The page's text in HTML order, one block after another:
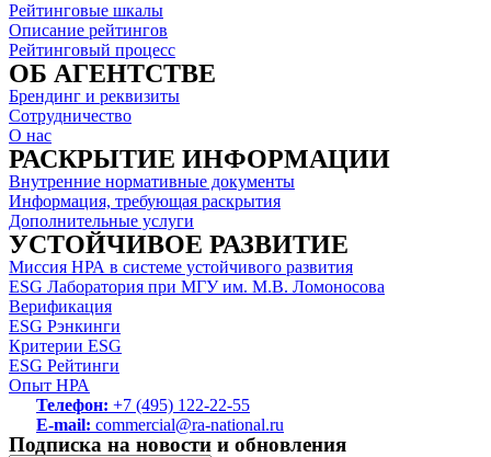
Рейтинговые шкалы
Описание рейтингов
Рейтинговый процесс
ОБ АГЕНТСТВЕ
Брендинг и реквизиты
Сотрудничество
О нас
РАСКРЫТИЕ ИНФОРМАЦИИ
Внутренние нормативные документы
Информация, требующая раскрытия
Дополнительные услуги
УСТОЙЧИВОЕ РАЗВИТИЕ
Миссия НРА в системе устойчивого развития
ESG Лаборатория при МГУ им. М.В. Ломоносова
Верификация
ESG Рэнкинги
Критерии ESG
ESG Рейтинги
Опыт НРА
Телефон: +7 (495) 122-22-55
E-mail: commercial@ra-national.ru
Подписка на новости и обновления